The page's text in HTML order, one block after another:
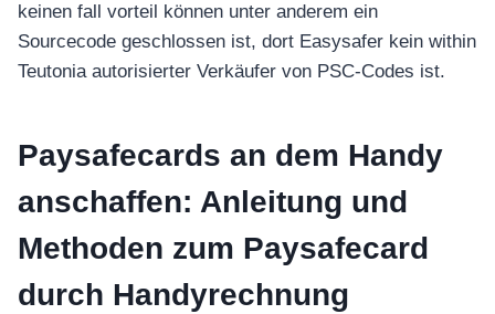
อุปกรณ์เพื่อความบันเทิง
อุปกรณ์เพื่อความบันเทิง
หูฟัง
โทรทัศน์
keinen fall vorteil können unter anderem ein
Sourcecode geschlossen ist, dort Easysafer kein within
Teutonia autorisierter Verkäufer von PSC-Codes ist.
Paysafecards an dem Handy
anschaffen: Anleitung und
Methoden zum Paysafecard
durch Handyrechnung